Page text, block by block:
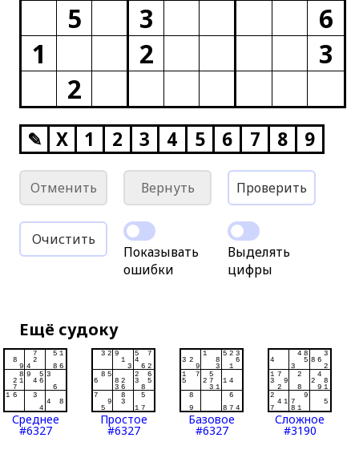
5
3
6
1
2
3
2
✎ X 1 2 3 4 5 6 7 8 9
Отменить Вернуть Проверить
Очистить
Показывать
ошибки
Выделять
цифры
Ещё судоку
Среднее
#6327
Простое
#6327
Базовое
#6327
Сложное
#3190